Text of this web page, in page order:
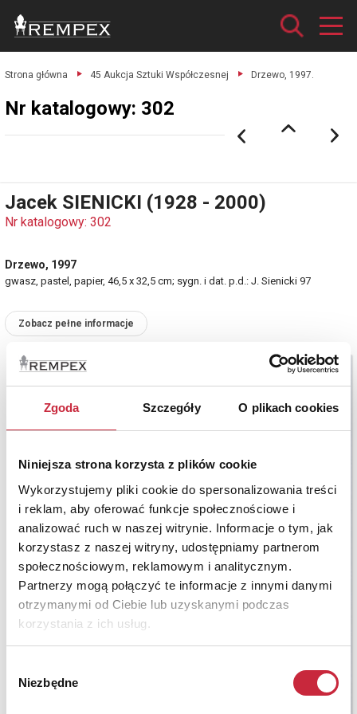
Zgoda Szczegóły O plikach cookies
Niniejsza strona korzysta z plików cookie
Wykorzystujemy pliki cookie do spersonalizowania treści
i reklam, aby oferować funkcje społecznościowe i
analizować ruch w naszej witrynie. Informacje o tym, jak
korzystasz z naszej witryny, udostępniamy partnerom
społecznościowym, reklamowym i analitycznym.
Partnerzy mogą połączyć te informacje z innymi danymi
otrzymanymi od Ciebie lub uzyskanymi podczas
korzystania z ich usług.
zgody
Niezbędne
Strona główna 45 Aukcja Sztuki Współczesnej Drzewo, 1997.
Nr katalogowy: 302
Jacek SIENICKI (1928 - 2000)
Nr katalogowy: 302
Drzewo, 1997
gwasz, pastel, papier, 46,5 x 32,5 cm; sygn. i dat. p.d.: J. Sienicki 97
Zobacz pełne informacje